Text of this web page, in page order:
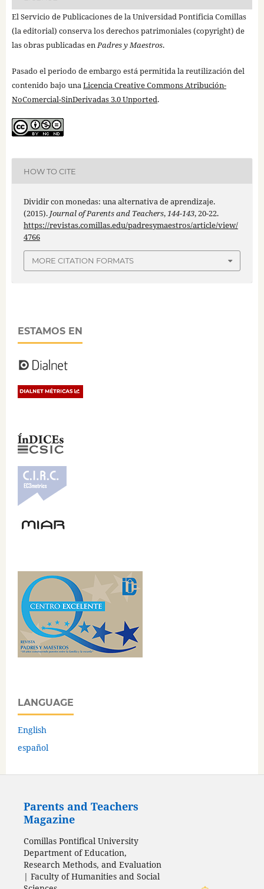
El Servicio de Publicaciones de la Universidad Pontificia Comillas
(la editorial) conserva los derechos patrimoniales (copyright) de
las obras publicadas enPadres y Maestros.
Pasado el periodo de embargo está permitida la reutilización del
contenido bajo unaLicencia Creative Commons Atribución-
NoComercial-SinDerivadas 3.0 Unported.
HOW TO CITE
Dividir con monedas: una alternativa de aprendizaje.
(2015). Journal of Parents and Teachers,144-143, 20-22.
https://revistas.comillas.edu/padresymaestros/article/view/
4766
MORE CITATION FORMATS
ESTAMOS EN
LANGUAGE
English
español
Parents and Teachers
Magazine
Comillas Pontifical University
Department of Education,
Research Methods, and Evaluation
| Faculty of Humanities and Social